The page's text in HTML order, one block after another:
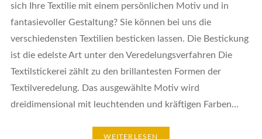
sich Ihre Textilie mit einem persönlichen Motiv und in
fantasievoller Gestaltung? Sie können bei uns die
verschiedensten Textilien besticken lassen. Die Bestickung
ist die edelste Art unter den Veredelungsverfahren Die
Textilstickerei zählt zu den brillantesten Formen der
Textilveredelung. Das ausgewählte Motiv wird
dreidimensional mit leuchtenden und kräftigen Farben…
WEITERLESEN